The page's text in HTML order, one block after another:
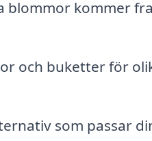
blommor kommer
och buketter för
som passar